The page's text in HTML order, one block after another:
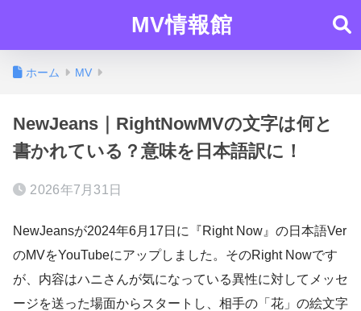
MV情報館
ホーム MV
NewJeans｜RightNowMVの文字は何と
書かれている？意味を日本語訳に！
2026年7月31日
NewJeansが2024年6月17日に『Right Now』の日本語Ver
のMVをYouTubeにアップしました。そのRight Nowです
が、内容はハニさんが気になっている異性に対してメッセ
ージを送った場面からスタートし、相手の「花」の絵文字